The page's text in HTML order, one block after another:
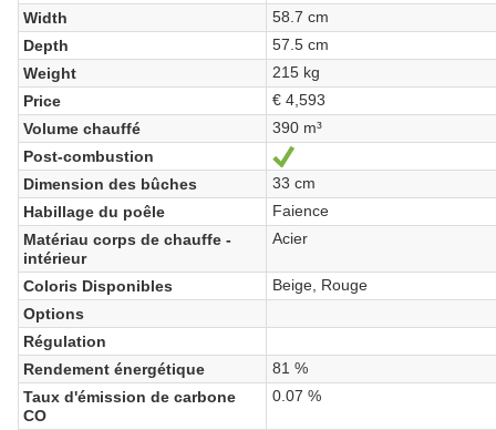
Width
58.7 cm
Depth
57.5 cm
Weight
215 kg
Price
€ 4,593
Volume chauffé
390 m³
Post-combustion
Yes
Dimension des bûches
33 cm
Habillage du poêle
Faience
Matériau corps de chauffe -
intérieur
Acier
Coloris Disponibles
Beige, Rouge
Options
Régulation
Rendement énergétique
81 %
Taux d'émission de carbone
CO
0.07 %